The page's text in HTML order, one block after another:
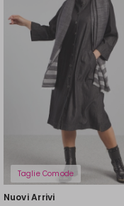
Taglie Comode
Nuovi Arrivi